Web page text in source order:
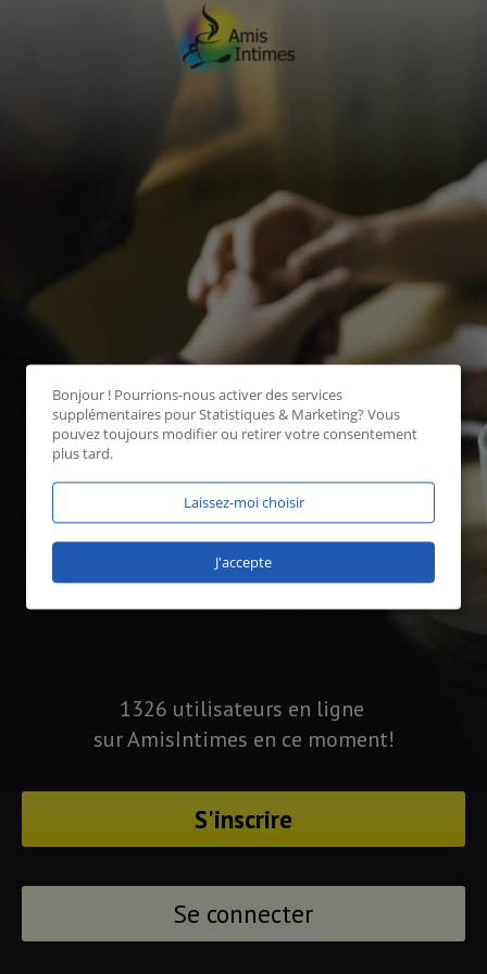
1326 utilisateurs en ligne
sur AmisIntimes en ce moment!
S'inscrire
Se connecter
Bonjour ! Pourrions-nous activer des services
supplémentaires pourStatistiques & Marketing? Vous
pouvez toujours modifier ou retirer votre consentement
plus tard.
Laissez-moi choisir
J'accepte